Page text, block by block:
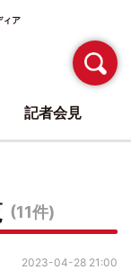
ィア
(11件)
2023-04-28 21:00
記者会見